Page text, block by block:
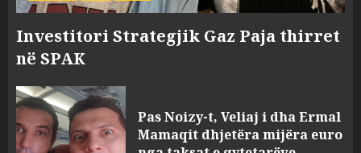
Investitori Strategjik Gaz Paja thirret
në SPAK
Pas Noizy-t, Veliaj i dha Ermal
Mamaqit dhjetëra mijëra euro